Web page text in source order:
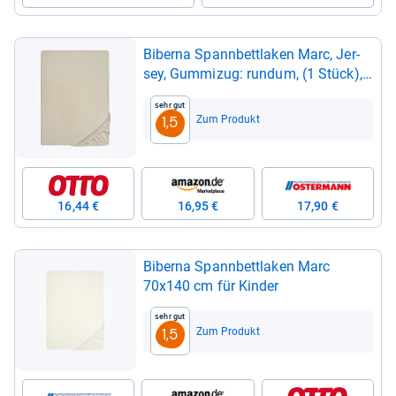
Biberna Spann­bett­la­ken Marc, Jer­
sey, Gum­mi­zug: rundum, (1 Stück),
aus Baum­wolle, für Matrat­zen bis
22 cm Höhe, Bett­la­ken, Spann­bett­
tuch
Sehr gut
1,5 Zum Produkt
16,44 € 16,95 € 17,90 €
Biberna Spann­bett­la­ken Marc
70x140 cm für Kin­der
Sehr gut
1,5 Zum Produkt